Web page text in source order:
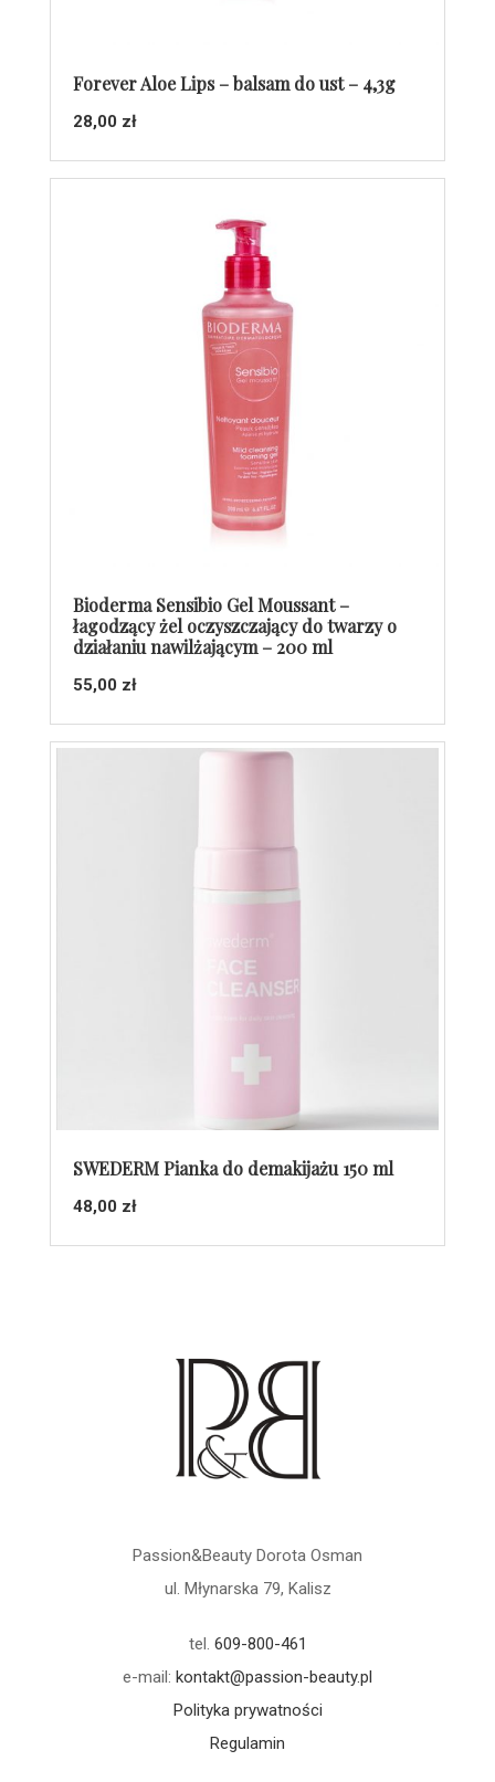
Forever Aloe Lips – balsam do ust – 4,3g
28,00 zł
Bioderma Sensibio Gel Moussant –
łagodzący żel oczyszczający do twarzy o
działaniu nawilżającym – 200 ml
55,00 zł
SWEDERM Pianka do demakijażu 150 ml
48,00 zł
Passion&Beauty Dorota Osman
ul. Młynarska 79, Kalisz
tel. 609-800-461
e-mail: kontakt@passion-beauty.pl
Polityka prywatności
Regulamin